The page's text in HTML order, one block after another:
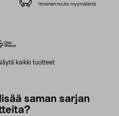
kaikki tuotteet
Ilmainen nouto myymälästä
saman sarjan